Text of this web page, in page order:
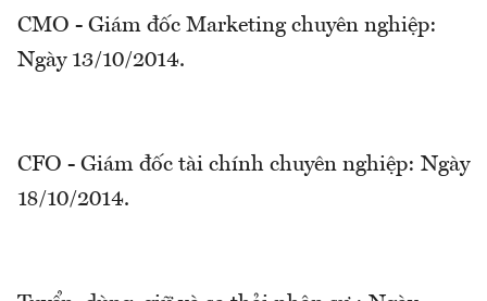
CMO - Giám đốc Marketing chuyên nghiệp:
Ngày 13/10/2014.
CFO - Giám đốc tài chính chuyên nghiệp: Ngày
18/10/2014.